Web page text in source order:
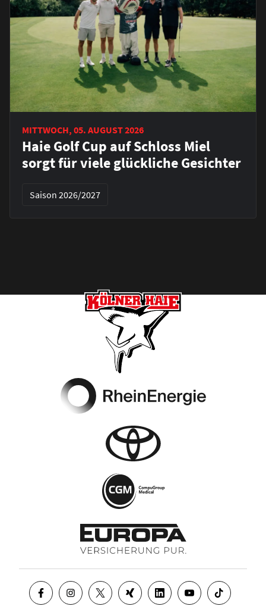
MITTWOCH, 05. AUGUST 2026
Haie Golf Cup auf Schloss Miel
sorgt für viele glückliche Gesichter
Saison 2026/2027